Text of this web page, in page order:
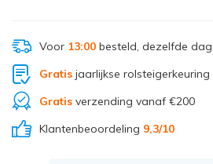
Voor 13:00besteld, dezelfde
Gratisjaarlijkse rolsteigerkeuring
Gratisverzending vanaf €200
Klantenbeoordeling 9,3/10